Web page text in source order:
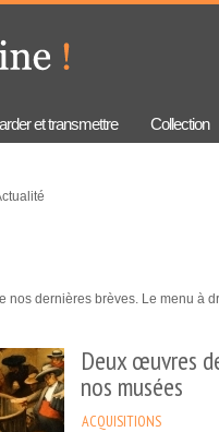
et transmettre Collection
nos dernières brèves. Le menu à
Deux œuvres
nos musées
ACQUISITIONS